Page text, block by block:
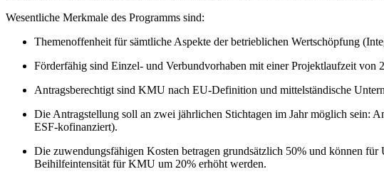
Wesentliche Merkmale des Programms sind:
Themenoffenheit für sämtliche Aspekte der betrieblichen Wertschöpfung
Förderfähig sind Einzel- und Verbundvorhaben mit einer Projektlaufzeit von
Antragsberechtigt sind KMU nach EU-Definition und mittelständische
Die Antragstellung soll an zwei jährlichen Stichtagen im Jahr möglich sein:
ESF-kofinanziert).
Die zuwendungsfähigen Kosten betragen grundsätzlich 50% und können
Beihilfeintensität für KMU um 20% erhöht werden.